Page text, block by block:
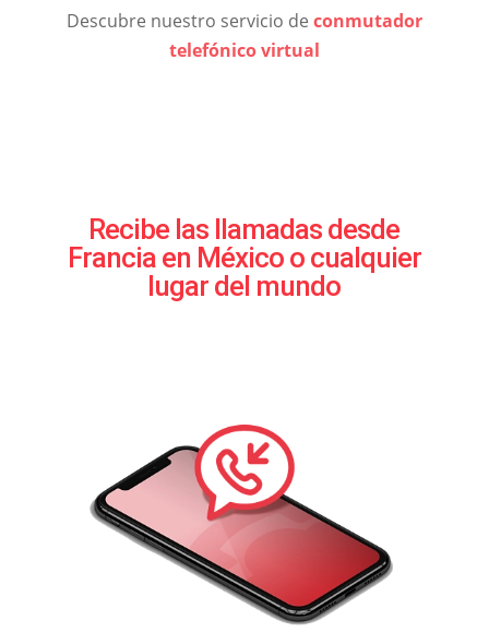
Descubre nuestro servicio de conmutador
telefónico virtual
Recibe las llamadas desde
Francia en México o cualquier
lugar del mundo